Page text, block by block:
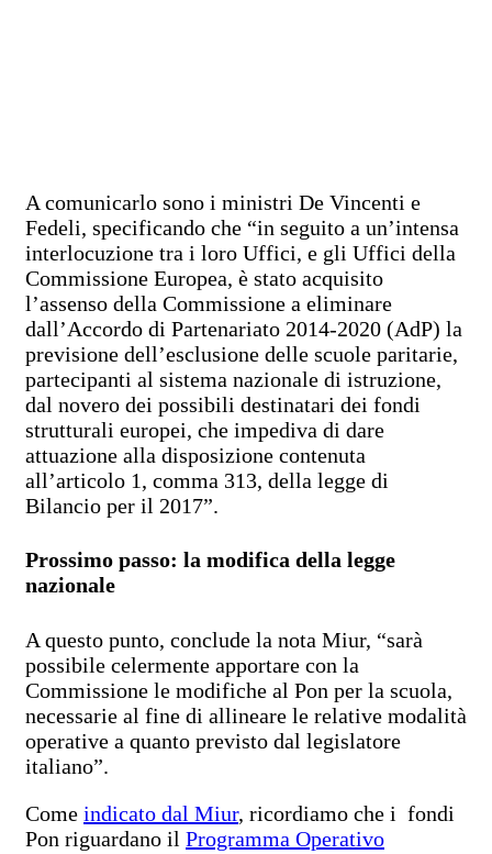
A comunicarlo sono i ministri De Vincenti e
Fedeli, specificando che “in seguito a un’intensa
interlocuzione tra i loro Uffici, e gli Uffici della
Commissione Europea, è stato acquisito
l’assenso della Commissione a eliminare
dall’Accordo di Partenariato 2014-2020 (AdP) la
previsione dell’esclusione delle scuole paritarie,
partecipanti al sistema nazionale di istruzione,
dal novero dei possibili destinatari dei fondi
strutturali europei, che impediva di dare
attuazione alla disposizione contenuta
all’articolo 1, comma 313, della legge di
Bilancio per il 2017”.
Prossimo passo: la modifica della legge
nazionale
A questo punto, conclude la nota Miur, “sarà
possibile celermente apportare con la
Commissione le modifiche al Pon per la scuola,
necessarie al fine di allineare le relative modalità
operative a quanto previsto dal legislatore
italiano”.
Come indicato dal Miur, ricordiamo che i fondi
Pon riguardano il Programma Operativo